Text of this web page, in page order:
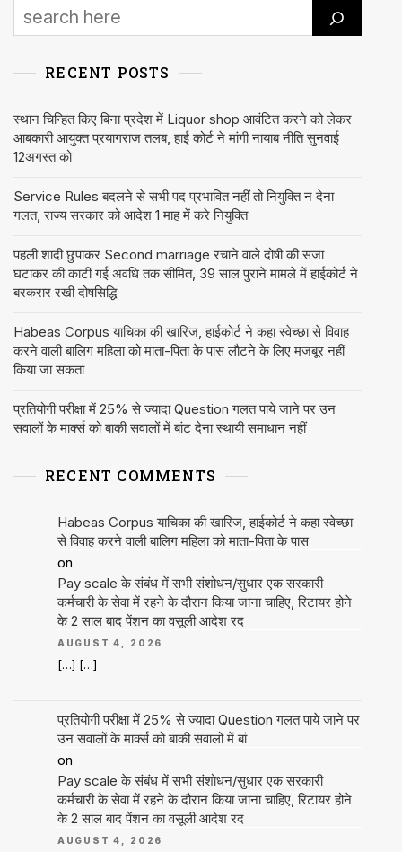
RECENT POSTS
स्थान चिन्हित किए बिना प्रदेश में Liquor shop आवंटित करने को लेकर
आबकारी आयुक्त प्रयागराज तलब, हाई कोर्ट ने मांगी नायाब नीति सुनवाई
12अगस्त को
Service Rules बदलने से सभी पद प्रभावित नहीं तो नियुक्ति न देना
गलत, राज्य सरकार को आदेश 1 माह में करे नियुक्ति
पहली शादी छुपाकर Second marriage रचाने वाले दोषी की सजा
घटाकर की काटी गई अवधि तक सीमित, 39 साल पुराने मामले में हाईकोर्ट ने
बरकरार रखी दोषसिद्धि
Habeas Corpus याचिका की खारिज, हाईकोर्ट ने कहा स्वेच्छा से विवाह
करने वाली बालिग महिला को माता-पिता के पास लौटने के लिए मजबूर नहीं
किया जा सकता
प्रतियोगी परीक्षा में 25% से ज्यादा Question गलत पाये जाने पर उन
सवालों के मार्क्स को बाकी सवालों में बांट देना स्थायी समाधान नहीं
RECENT COMMENTS
Habeas Corpus याचिका की खारिज, हाईकोर्ट ने कहा स्वेच्छा
से विवाह करने वाली बालिग महिला को माता-पिता के पास
on
Pay scale के संबंध में सभी संशोधन/सुधार एक सरकारी
कर्मचारी के सेवा में रहने के दौरान किया जाना चाहिए, रिटायर होने
के 2 साल बाद पेंशन का वसूली आदेश रद
AUGUST 4, 2026
[…] […]
प्रतियोगी परीक्षा में 25% से ज्यादा Question गलत पाये जाने पर
उन सवालों के मार्क्स को बाकी सवालों में बां
on
Pay scale के संबंध में सभी संशोधन/सुधार एक सरकारी
कर्मचारी के सेवा में रहने के दौरान किया जाना चाहिए, रिटायर होने
के 2 साल बाद पेंशन का वसूली आदेश रद
AUGUST 4, 2026